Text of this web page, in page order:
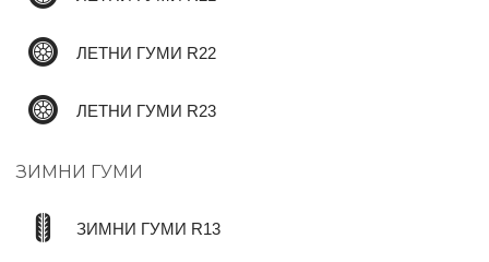
ЛЕТНИ ГУМИ R22
ЛЕТНИ ГУМИ R23
ЗИМНИ ГУМИ
ЗИМНИ ГУМИ R13